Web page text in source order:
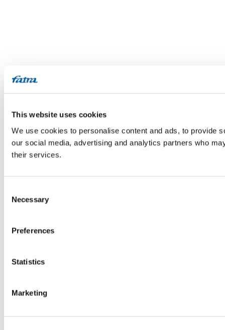
This website uses cookies
We use cookies to personalise content and ads, to provide
our social media, advertising and analytics partners who
their services.
Selection
Necessary
Preferences
Statistics
Marketing